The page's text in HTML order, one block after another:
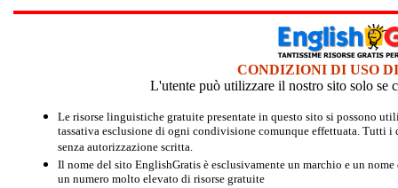
CONDIZIONI DI USO
L'utente può utilizzare il nostro sito solo se
Le risorse linguistiche gratuite presentate in questo sito si possono
tassativa esclusione di ogni condivisione comunque effettuata. Tutti
senza autorizzazione scritta.
Il nome del sito EnglishGratis è esclusivamente un marchio e un
un numero molto elevato di risorse gratuite